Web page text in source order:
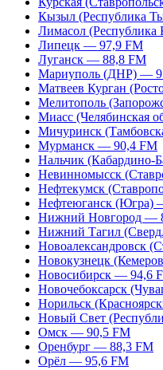
Кызыл (Республика
Лимасол
Липецк — 97,9 FM
Луганск — 88,8 FM
Мариуполь (ДНР) —
Матвеев Курган
Мелитополь
Миасс (Челябинская
Мичуринск
Мурманск — 90,4 FM
Нальчик (Кабардино-
Невинномысск
Нефтекумск
Нефтеюганск (Югра)
Нижний Новгород —
Нижний Тагил
Новоалександровск
Новокузнецк
Новосибирск — 94,6
Новочебоксарск
Норильск
Новый Свет
Омск — 90,5 FM
Оренбург — 88,3 FM
Орёл — 95,6 FM